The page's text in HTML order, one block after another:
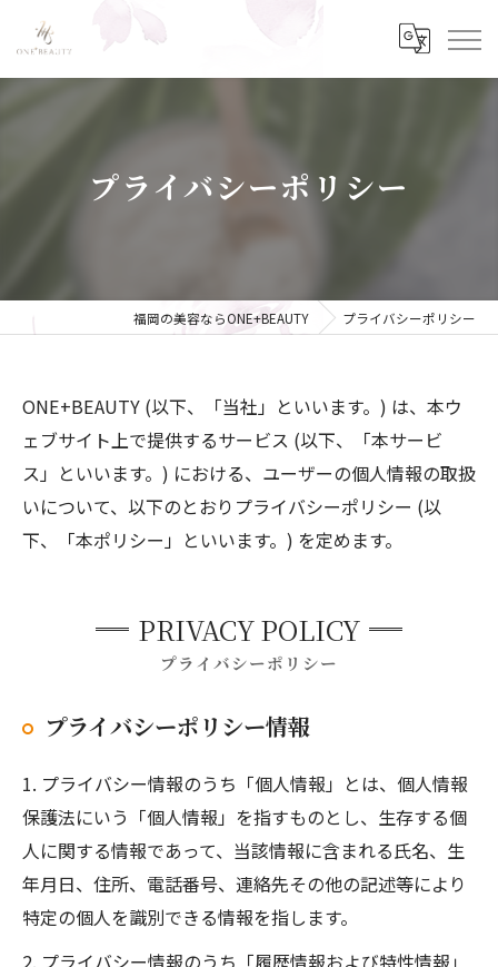
プライバシーポリシー
福岡の美容ならONE+BEAUTY プライバシーポリシー
ONE+BEAUTY (以下、「当社」といいます。) は、本ウ
ェブサイト上で提供するサービス (以下、「本サービ
ス」といいます。) における、ユーザーの個人情報の取扱
いについて、以下のとおりプライバシーポリシー (以
下、「本ポリシー」といいます。) を定めます。
プライバシーポリシー
PRIVACY POLICY
プライバシーポリシー情報
1. プライバシー情報のうち「個人情報」とは、個人情報
保護法にいう「個人情報」を指すものとし、生存する個
人に関する情報であって、当該情報に含まれる氏名、生
年月日、住所、電話番号、連絡先その他の記述等により
特定の個人を識別できる情報を指します。
2. プライバシー情報のうち「履歴情報および特性情報」